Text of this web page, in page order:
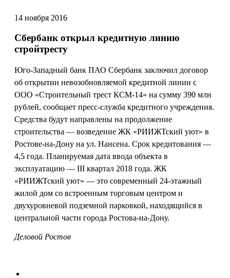
14 ноября 2016
Сбербанк открыл кредитную линию
стройтресту
Юго-Западный банк ПАО Сбербанк заключил договор
об открытии невозобновляемой кредитной линии с
ООО «Строительный трест КСМ-14» на сумму 390 млн
рублей, сообщает пресс-служба кредитного учреждения.
Средства будут направлены на продолжение
строительства — возведение ЖК «РИИЖТский уют» в
Ростове-на-Дону на ул. Нансена. Срок кредитования —
4,5 года. Планируемая дата ввода объекта в
эксплуатацию — III квартал 2018 года. ЖК
«РИИЖТский уют» — это современный 24-этажный
жилой дом со встроенным торговым центром и
двухуровневой подземной парковкой, находящийся в
центральной части города Ростова-на-Дону.
Деловой Ростов